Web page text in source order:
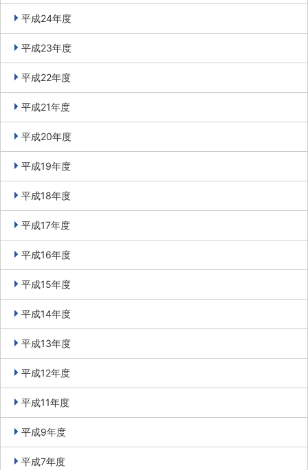
平成24年度
平成23年度
平成22年度
平成21年度
平成20年度
平成19年度
平成18年度
平成17年度
平成16年度
平成15年度
平成14年度
平成13年度
平成12年度
平成11年度
平成9年度
平成7年度